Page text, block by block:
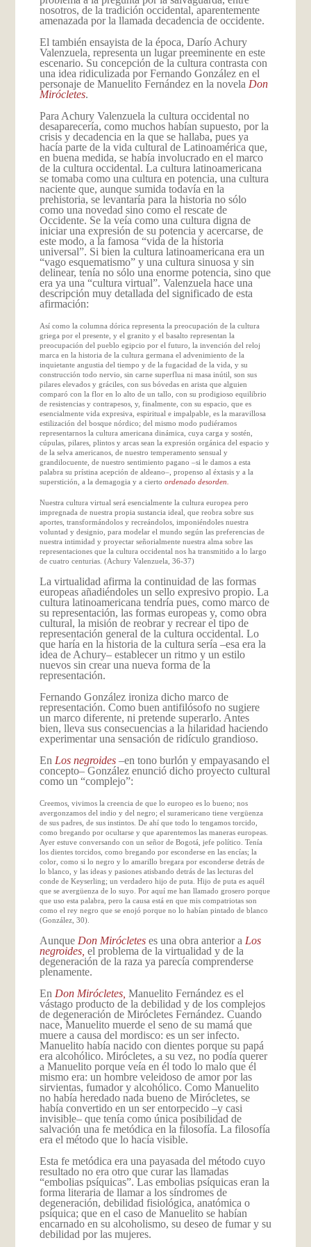
nosotros, de la tradición occidental, aparentemente
amenazada por la llamada decadencia de occidente.
El también ensayista de la época, Darío Achury
Valenzuela, representa un lugar preeminente en este
escenario. Su concepción de la cultura contrasta con
una idea ridiculizada por Fernando González en el
personaje de Manuelito Fernández en la novela Don
Mirócletes.
Para Achury Valenzuela la cultura occidental no
desaparecería, como muchos habían supuesto, por la
crisis y decadencia en la que se hallaba, pues ya
hacía parte de la vida cultural de Latinoamérica que,
en buena medida, se había involucrado en el marco
de la cultura occidental. La cultura latinoamericana
se tomaba como una cultura en potencia, una cultura
naciente que, aunque sumida todavía en la
prehistoria, se levantaría para la historia no sólo
como una novedad sino como el rescate de
Occidente. Se la veía como una cultura digna de
iniciar una expresión de su potencia y acercarse, de
este modo, a la famosa “vida de la historia
universal”. Si bien la cultura latinoamericana era un
“vago esquematismo” y una cultura sinuosa y sin
delinear, tenía no sólo una enorme potencia, sino que
era ya una “cultura virtual”. Valenzuela hace una
descripción muy detallada del significado de esta
afirmación:
Así como la columna dórica representa la preocupación de la cultura
griega por el presente, y el granito y el basalto representan la
preocupación del pueblo egipcio por el futuro, la invención del reloj
marca en la historia de la cultura germana el advenimiento de la
inquietante angustia del tiempo y de la fugacidad de la vida, y su
construcción todo nervio, sin carne superflua ni masa inútil, son sus
pilares elevados y gráciles, con sus bóvedas en arista que alguien
comparó con la flor en lo alto de un tallo, con su prodigioso equilibrio
de resistencias y contrapesos, y, finalmente, con su espacio, que es
esencialmente vida expresiva, espiritual e impalpable, es la maravillosa
estilización del bosque nórdico; del mismo modo pudiéramos
representarnos la cultura americana dinámica, cuya carga y sostén,
cúpulas, pilares, plintos y arcas sean la expresión orgánica del espacio y
de la selva americanos, de nuestro temperamento sensual y
grandilocuente, de nuestro sentimiento pagano –si le damos a esta
palabra su prístina acepción de aldeano–, propenso al éxtasis y a la
superstición, a la demagogia y a cierto ordenado desorden.
Nuestra cultura virtual será esencialmente la cultura europea pero
impregnada de nuestra propia sustancia ideal, que reobra sobre sus
aportes, transformándolos y recreándolos, imponiéndoles nuestra
voluntad y designio, para modelar el mundo según las preferencias de
nuestra intimidad y proyectar señorialmente nuestra alma sobre las
representaciones que la cultura occidental nos ha transmitido a lo largo
de cuatro centurias. (Achury Valenzuela, 36-37)
La virtualidad afirma la continuidad de las formas
europeas añadiéndoles un sello expresivo propio. La
cultura latinoamericana tendría pues, como marco de
su representación, las formas europeas y, como obra
cultural, la misión de reobrar y recrear el tipo de
representación general de la cultura occidental. Lo
que haría en la historia de la cultura sería –esa era la
idea de Achury– establecer un ritmo y un estilo
nuevos sin crear una nueva forma de la
representación.
Fernando González ironiza dicho marco de
representación. Como buen antifilósofo no sugiere
un marco diferente, ni pretende superarlo. Antes
bien, lleva sus consecuencias a la hilaridad haciendo
experimentar una sensación de ridículo grandioso.
En Los negroides –en tono burlón y empayasando el
concepto– González enunció dicho proyecto cultural
como un “complejo”:
Creemos, vivimos la creencia de que lo europeo es lo bueno; nos
avergonzamos del indio y del negro; el suramericano tiene vergüenza
de sus padres, de sus instintos. De ahí que todo lo tengamos torcido,
como bregando por ocultarse y que aparentemos las maneras europeas.
Ayer estuve conversando con un señor de Bogotá, jefe político. Tenía
los dientes torcidos, como bregando por esconderse en las encías; la
color, como si lo negro y lo amarillo bregara por esconderse detrás de
lo blanco, y las ideas y pasiones atisbando detrás de las lecturas del
conde de Keyserling; un verdadero hijo de puta. Hijo de puta es aquél
que se avergüenza de lo suyo. Por aquí me han llamado grosero porque
que uso esta palabra, pero la causa está en que mis compatriotas son
como el rey negro que se enojó porque no lo habían pintado de blanco
(González, 30).
Aunque Don Mirócletes es una obra anterior a Los
negroides, el problema de la virtualidad y de la
degeneración de la raza ya parecía comprenderse
plenamente.
En Don Mirócletes, Manuelito Fernández es el
vástago producto de la debilidad y de los complejos
de degeneración de Mirócletes Fernández. Cuando
nace, Manuelito muerde el seno de su mamá que
muere a causa del mordisco: es un ser infecto.
Manuelito había nacido con dientes porque su papá
era alcohólico. Mirócletes, a su vez, no podía querer
a Manuelito porque veía en él todo lo malo que él
mismo era: un hombre veleidoso de amor por las
sirvientas, fumador y alcohólico. Como Manuelito
no había heredado nada bueno de Mirócletes, se
había convertido en un ser entorpecido –y casi
invisible– que tenía como única posibilidad de
salvación una fe metódica en la filosofía. La filosofía
era el método que lo hacía visible.
Esta fe metódica era una payasada del método cuyo
resultado no era otro que curar las llamadas
“embolias psíquicas”. Las embolias psíquicas eran la
forma literaria de llamar a los síndromes de
degeneración, debilidad fisiológica, anatómica o
psíquica; que en el caso de Manuelito se habían
encarnado en su alcoholismo, su deseo de fumar y su
debilidad por las mujeres.